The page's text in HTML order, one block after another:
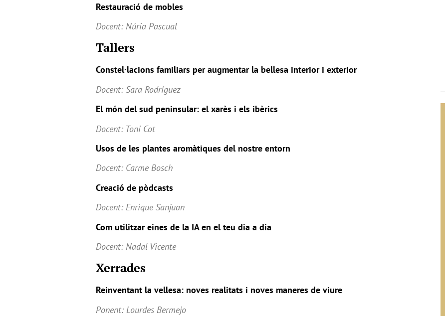
Restauració de mobles
Docent: Núria Pascual
Tallers
Constel·lacions familiars per augmentar la bellesa interior i exterior
Docent: Sara Rodríguez
El món del sud peninsular: el xarès i els ibèrics
Docent: Toni Cot
Usos de les plantes aromàtiques del nostre entorn
Docent: Carme Bosch
Creació de pòdcasts
Docent: Enrique Sanjuan
Com utilitzar eines de la IA en el teu dia a dia
Docent: Nadal Vicente
Xerrades
Reinventant la vellesa: noves realitats i noves maneres de viure
Ponent: Lourdes Bermejo